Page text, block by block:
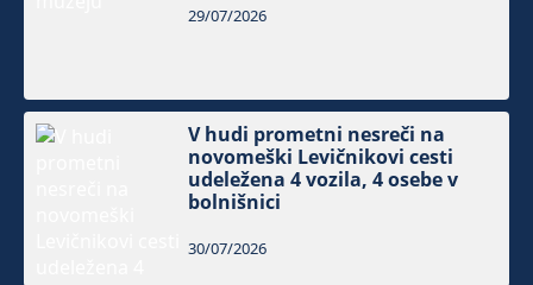
29/07/2026
V hudi prometni nesreči na
novomeški Levičnikovi cesti
udeležena 4 vozila, 4 osebe v
bolnišnici
30/07/2026